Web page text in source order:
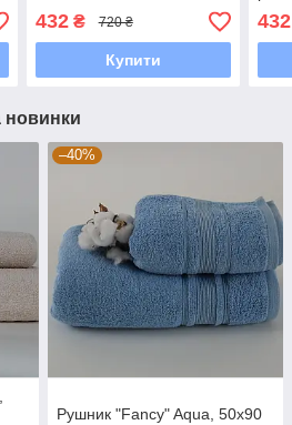
432₴ 720 ₴
Купити
432
новинки
–40%
Рушник "Fancy" Aqua, 50x90